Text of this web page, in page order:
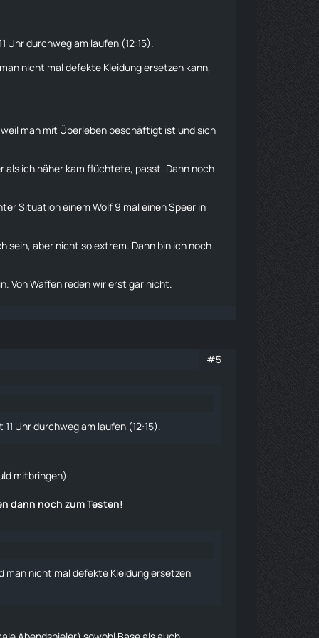
Uhr durchweg am laufen (12:15).
nicht mal defekte Kleidung ersetzen kann,
man mit Überleben beschäftigt ist und sich
als ich näher kam flüchtete, passt. Dann noch
Situation einemWolf 9 mal einen Speer in
sein, aber nicht so extrem. Dann bin ich noch
Von Waffen reden wir erst gar nicht.
#5
Uhr durchweg am laufen (12:15).
mitbringen)
dann noch zum Testen!
man nicht mal defekte Kleidung ersetzen